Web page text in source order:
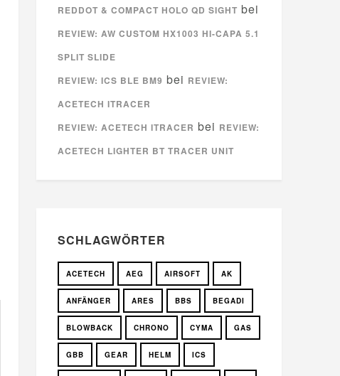
REDDOT & COMPACT HOLO QD SIGHT bei
REVIEW: AW CUSTOM HX1003 HI-CAPA 5.1
SPLIT SLIDE
REVIEW: ICS BLE BM9 bei REVIEW:
ACETECH ITRACER
REVIEW: ACETECH ITRACER bei REVIEW:
ACETECH LIGHTER BT TRACER UNIT
SCHLAGWÖRTER
ACETECH AEG AIRSOFT AK
ANFÄNGER ARES BBS BEGADI
BLOWBACK CHRONO CYMA GAS
GBB GEAR HELM ICS